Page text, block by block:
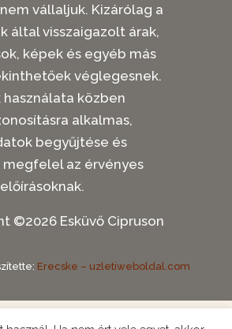
vállaljuk. Kizárólag a
által visszaigazolt árak,
képek és egyéb más
véglegesnek.
közben
alkalmas,
begyűjtése és
az érvényes
©2026 Esküvő Cipruson
Erecske – uzletiweboldal.com